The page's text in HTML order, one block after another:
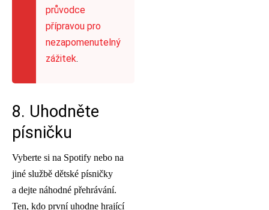
průvodce
přípravou pro
nezapomenutelný
zážitek.
8. Uhodněte
písničku
Vyberte si na Spotify nebo na
jiné službě dětské písničky
a dejte náhodné přehrávání.
Ten, kdo první uhodne hrající